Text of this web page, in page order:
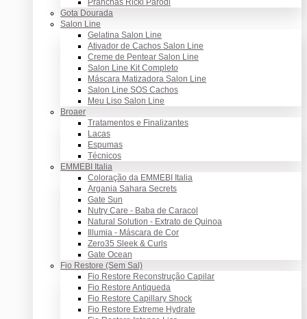
Gota Dourada
Salon Line
Gelatina Salon Line
Ativador de Cachos Salon Line
Creme de Pentear Salon Line
Salon Line Kit Completo
Máscara Matizadora Salon Line
Salon Line SOS Cachos
Meu Liso Salon Line
Broaer
Tratamentos e Finalizantes
Lacas
Espumas
Técnicos
EMMEBI Italia
Coloração da EMMEBI Italia
Argania Sahara Secrets
Gate Sun
Nutry Care - Baba de Caracol
Natural Solution - Extrato de Quinoa
Illumia - Máscara de Cor
Zero35 Sleek & Curls
Gate Ocean
Fio Restore (Sem Sal)
Fio Restore Reconstrução Capilar
Fio Restore Antiqueda
Fio Restore Capillary Shock
Fio Restore Extreme Hydrate